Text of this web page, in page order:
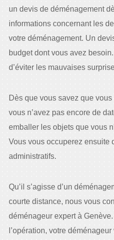
un devis de déménagement
informations concernant les
votre déménagement. Un
budget dont vous avez
d’éviter les mauvaises
Dès que vous savez que
vous n’avez pas encore de
emballer les objets que vous
Vous vous occuperez ensuite
administratifs.
Qu’il s’agisse d’un
courte distance, nous vous
déménageur expert à
l’opération, votre